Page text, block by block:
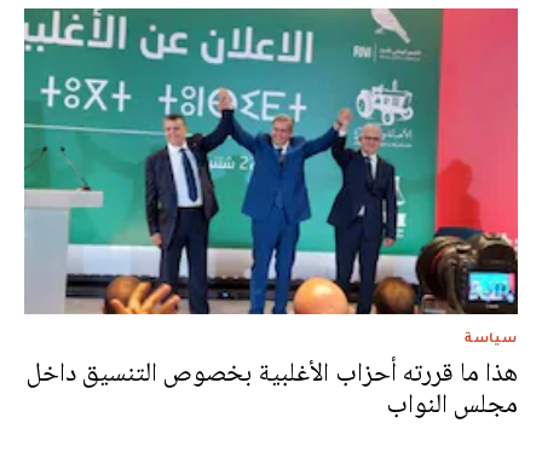
سياسة
هذا ما قررته أحزاب الأغلبية بخصوص التنسيق داخل
مجلس النواب